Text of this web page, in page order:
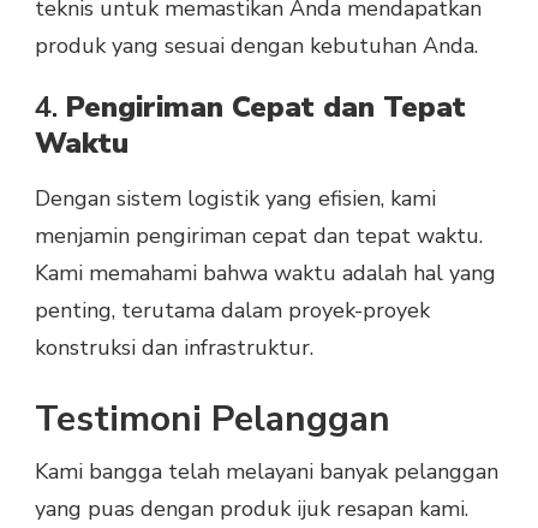
teknis untuk memastikan Anda mendapatkan
produk yang sesuai dengan kebutuhan Anda.
4. Pengiriman Cepat dan Tepat
Waktu
Dengan sistem logistik yang efisien, kami
menjamin pengiriman cepat dan tepat waktu.
Kami memahami bahwa waktu adalah hal yang
penting, terutama dalam proyek-proyek
konstruksi dan infrastruktur.
Testimoni Pelanggan
Kami bangga telah melayani banyak pelanggan
yang puas dengan produk ijuk resapan kami.